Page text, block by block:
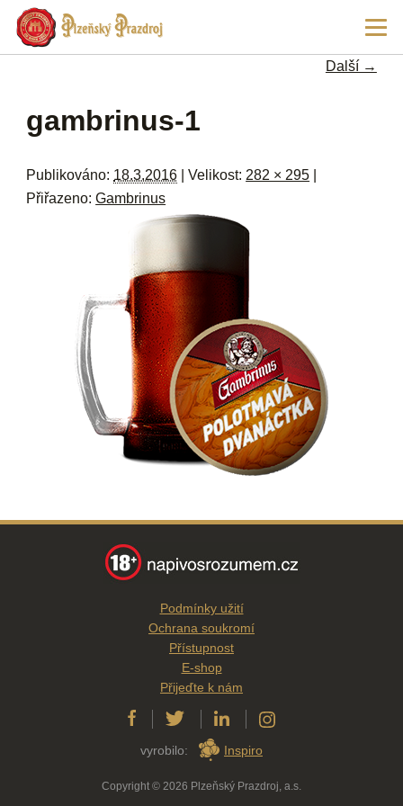
Další →
gambrinus-1
Publikováno: 18.3.2016 | Velikost: 282 × 295
Přiřazeno:Gambrinus
Podmínky užití
Ochrana soukromí
Přístupnost
E-shop
Přijeďte k nám
vyrobilo: Inspiro
Copyright © 2026 Plzeňský Prazdroj, a.s.